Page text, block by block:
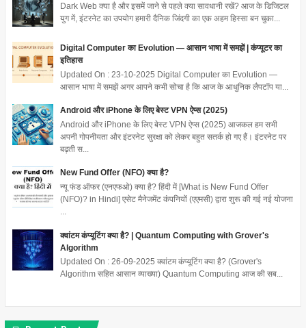
Dark Web क्या है और इसमें जाने से पहले क्या सावधानी रखें? आज के डिजिटल
युग में, इंटरनेट का उपयोग हमारी दैनिक जिंदगी का एक अहम हिस्सा बन चुका...
Digital Computer का Evolution — आसान भाषा में समझें | कंप्यूटर का
इतिहास
Updated On : 23-10-2025 Digital Computer का Evolution —
आसान भाषा में समझें अगर आपने कभी सोचा है कि आज के आधुनिक लैपटॉप या...
Android और iPhone के लिए बेस्ट VPN ऐप्स (2025)
Android और iPhone के लिए बेस्ट VPN ऐप्स (2025) आजकल हम सभी
अपनी गोपनीयता और इंटरनेट सुरक्षा को लेकर बहुत सतर्क हो गए हैं। इंटरनेट पर
बढ़ती स...
New Fund Offer (NFO) क्या है?
न्यू फंड ऑफर (एनएफओ) क्या है? हिंदी में [What is New Fund Offer
(NFO)? in Hindi] एसेट मैनेजमेंट कंपनियों (एएमसी) द्वारा शुरू की गई नई योजना
...
क्वांटम कंप्यूटिंग क्या है? | Quantum Computing with Grover's
Algorithm
Updated On : 26-09-2025 क्वांटम कंप्यूटिंग क्या है? (Grover's
Algorithm सहित आसान व्याख्या) Quantum Computing आज की सब...